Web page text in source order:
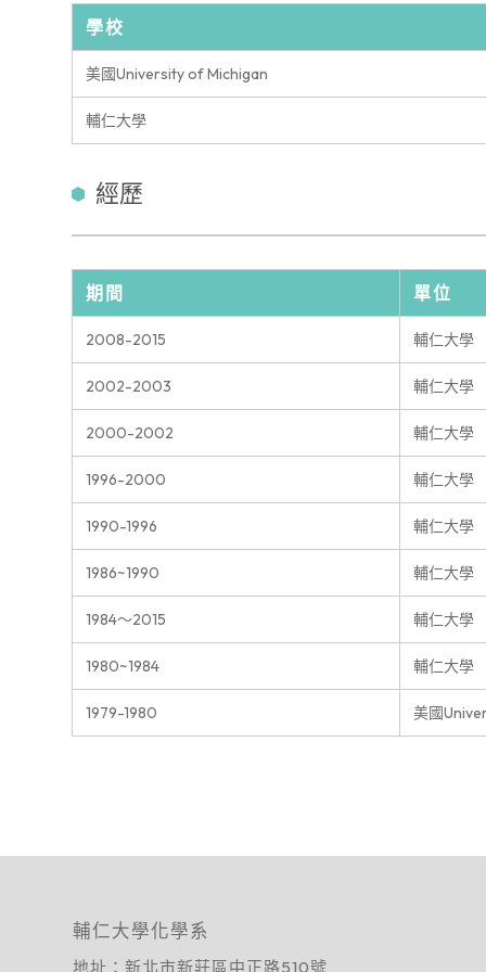
學校
美國University of Michigan
輔仁大學
經歷
期間 單位
2008-2015 輔仁大學
2002-2003 輔仁大學
2000-2002 輔仁大學
1996-2000 輔仁大學
1990-1996 輔仁大學
1986~1990 輔仁大學
1984～2015 輔仁大學
1980~1984 輔仁大學
1979-1980 美國
輔仁大學化學系
地址： 新北市新莊區中正路510號